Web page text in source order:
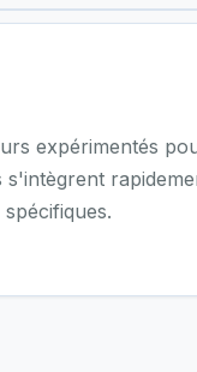
expérimentés